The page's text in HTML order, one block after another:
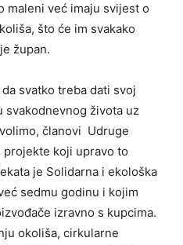
maleni već imaju svijest o
što će im svakako
župan.
svatko treba dati svoj
života uz
članovi Udruge
koji upravo to
je Solidarna i ekološka
sedmu godinu i kojim
izravno s kupcima.
okoliša, cirkularne